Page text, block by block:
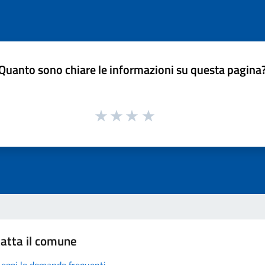
sono chiare le informazioni su questa
il comune